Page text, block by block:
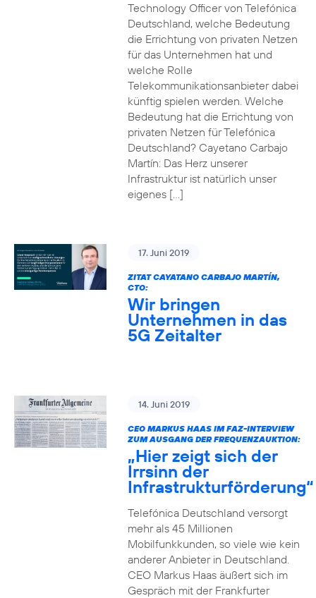
Technology Officer von Telefónica
Deutschland, welche Bedeutung
die Errichtung von privaten Netzen
für das Unternehmen hat und
welche Rolle
Telekommunikationsanbieter dabei
künftig spielen werden. Welche
Bedeutung hat die Errichtung von
privaten Netzen für Telefónica
Deutschland? Cayetano Carbajo
Martín: Das Herz unserer
Infrastruktur ist natürlich unser
eigenes […]
17. Juni 2019
ZITAT CAYATANO CARBAJO MARTÍN,
CTO:
Wir bringen
Unternehmen in das
5G Zeitalter
14. Juni 2019
CEO MARKUS HAAS IM FAZ-INTERVIEW
ZUM AUSGANG DER FREQUENZAUKTION:
„Hier zeigt sich der
Irrsinn der
Infrastrukturförderung“
Telefónica Deutschland versorgt
mehr als 45 Millionen
Mobilfunkkunden, so viele wie kein
anderer Anbieter in Deutschland.
CEO Markus Haas äußert sich im
Gespräch mit der Frankfurter